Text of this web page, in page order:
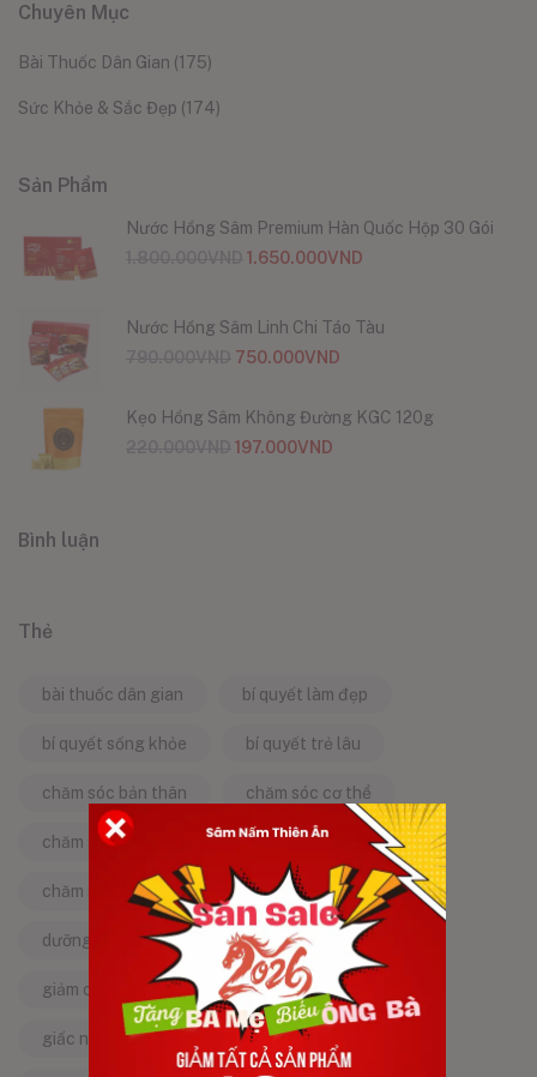
Chuyên Mục
Bài Thuốc Dân Gian (175)
Sức Khỏe & Sắc Đẹp (174)
Sản Phẩm
Nước Hồng Sâm Premium Hàn Quốc Hộp 30 Gói
1.650.000VND
Nước Hồng Sâm Linh Chi Táo Tàu
750.000VND
Kẹo Hồng Sâm Không Đường KGC 120g
197.000VND
Bình luận
Thẻ
bài thuốc dân gian bí quyết làm đẹp
bí quyết sống khỏe bí quyết trẻ lâu
chăm sóc bản thân chăm sóc cơ thể
chăm sóc da chăm sóc sức khỏe
chăm sóc sức khỏe tự nhiên chống lão hóa
dưỡng da tự nhiên dưỡng sinh
giảm căng thẳng giảm stress
giấc ngủ ngon kinh nghiệm dân gian